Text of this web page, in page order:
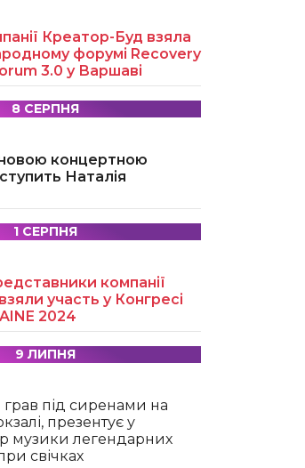
Креатор-Буд взяла
форумі Recovery
3.0 у Варшаві
8 СЕРПНЯ
концертною
Наталія
1 СЕРПНЯ
компанії
участь у Конгресі
2024
9 ЛИПНЯ
під сиренами на
презентує у
музики легендарних
свічках